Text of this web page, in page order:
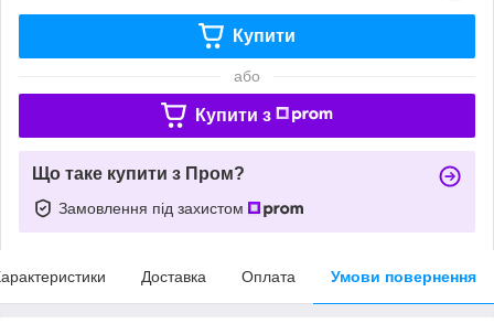
Купити
або
Купити з
Що таке купити з Пром?
Замовлення під захистом
Доставка Оплата Умови повернення